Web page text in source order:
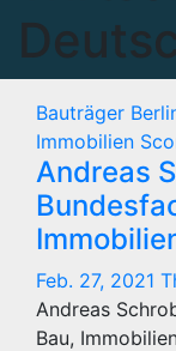
Bauträger
Immobilien
Andreas
Feb. 27, 2021
Andreas
Bau,